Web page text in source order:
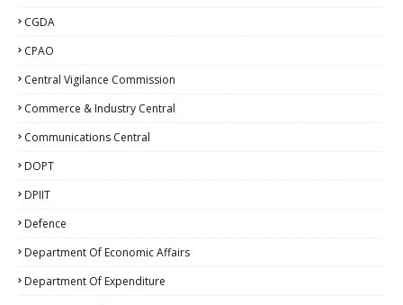
CGDA
CPAO
Central Vigilance Commission
Commerce & Industry Central
Communications Central
DOPT
DPIIT
Defence
Department Of Economic Affairs
Department Of Expenditure